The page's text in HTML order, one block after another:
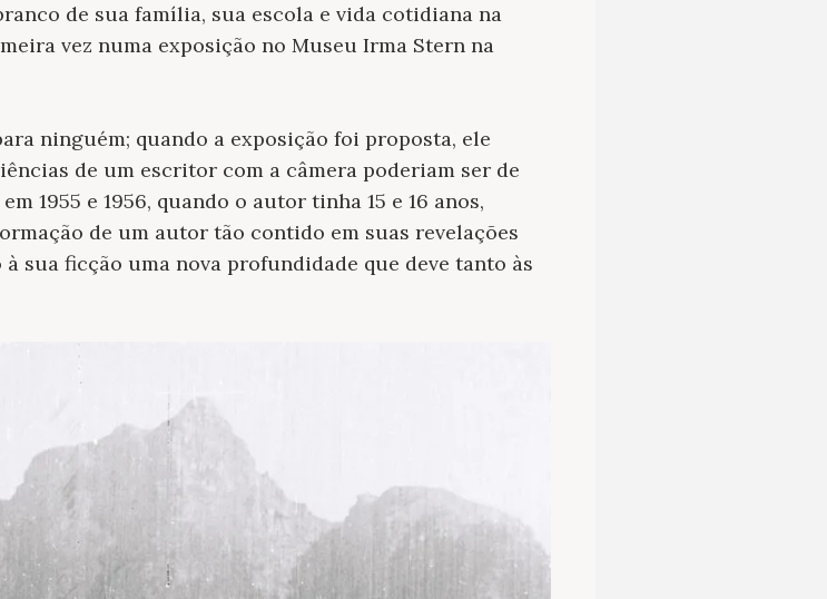
de sua família, sua escola e vida cotidiana na
vez numa exposição no Museu Irma Stern na
ninguém; quando a exposição foi proposta, ele
de um escritor com a câmera poderiam ser de
1955 e 1956, quando o autor tinha 15 e 16 anos,
de um autor tão contido em suas revelações
sua ficção uma nova profundidade que deve tanto às